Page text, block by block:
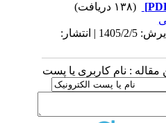
دریافت: 1405/2/5 | پذیرش: 1405/2/5 | انتشار:
: نام کاربری یا پست